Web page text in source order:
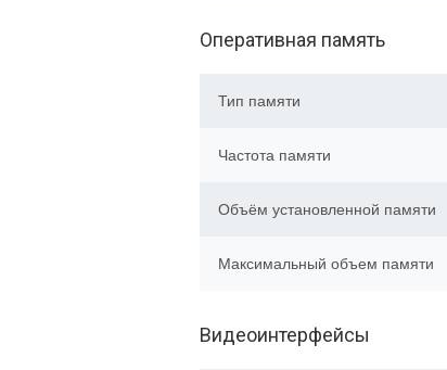
Оперативная память
Тип памяти
Частота памяти
Объём установленной памяти
Максимальный объем памяти
Видеоинтерфейсы